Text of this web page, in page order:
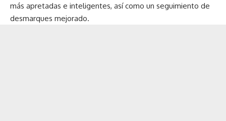
más apretadas e inteligentes, así como un seguimiento de
desmarques mejorado.